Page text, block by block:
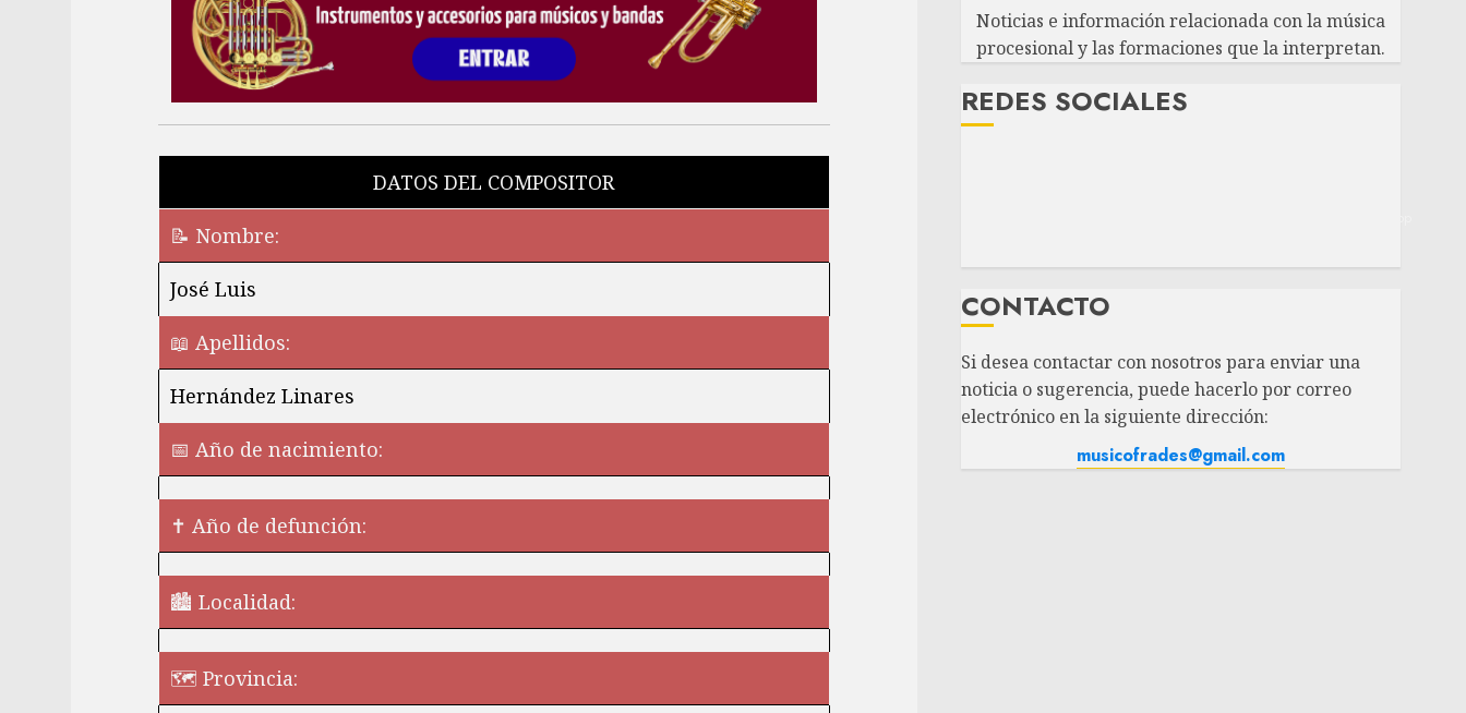
DATOS DEL COMPOSITOR
📝 Nombre:
José Luis
📖 Apellidos:
Hernández Linares
📅 Año de nacimiento:
✝ Año de defunción:
🏙️ Localidad:
🗺 Provincia:
Noticias e información relacionada con la música
procesional y las formaciones que la interpretan.
REDES SOCIALES
CONTACTO
Si desea contactar con nosotros para enviar una
noticia o sugerencia, puede hacerlo por correo
electrónico en la siguiente dirección:
musicofrades@gmail.com